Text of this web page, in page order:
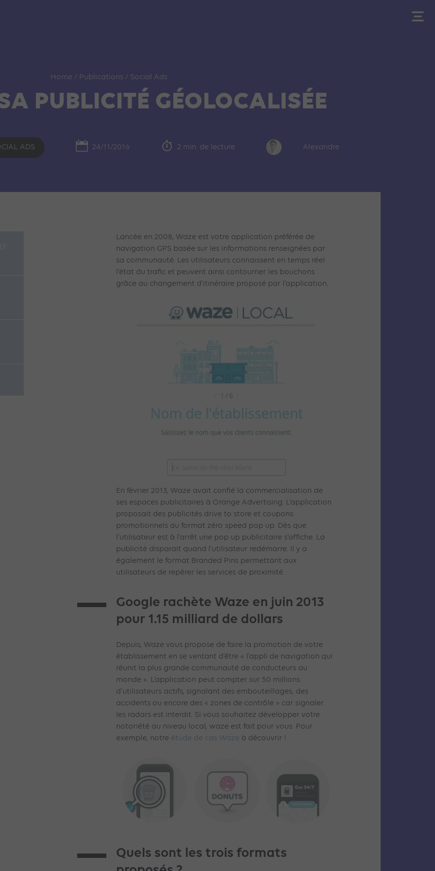
Home / Publications / Social Ads
PUBLICITÉ GÉOLOCALISÉE
ADS 24/11/2016 2 min. de lecture Alexandre
Lancée en 2008, Waze est votre application préférée de
navigation GPS basée sur les informations renseignées par
sa communauté. Les utilisateurs connaissent en temps réel
l’état du trafic et peuvent ainsi contourner les bouchons
grâce au changement d’itinéraire proposé par l’application.
En février 2013, Waze avait confié la commercialisation de
ses espaces publicitaires à Orange Advertising. L’application
proposait des publicités drive to store et coupons
promotionnels au format zéro speed pop up. Dès que
l’utilisateur est à l’arrêt une pop up publicitaire s’affiche. La
publicité disparait quand l’utilisateur redémarre. Il y a
également le format Branded Pins permettant aux
utilisateurs de repérer les services de proximité.
Google rachète Waze en juin 2013
pour 1.15 milliard de dollars
Depuis, Waze vous propose de faire la promotion de votre
établissement en se ventant d’être « l’appli de navigation qui
réunit la plus grande communauté de conducteurs au
monde ». L’application peut compter sur 50 millions
d’utilisateurs actifs, signalant des embouteillages, des
accidents ou encore des « zones de contrôle » car signaler
les radars est interdit. Si vous souhaitez développer votre
notoriété au niveau local, waze est fait pour vous. Pour
exemple, notre étude de cas Waze à découvrir !
Quels sont les trois formats